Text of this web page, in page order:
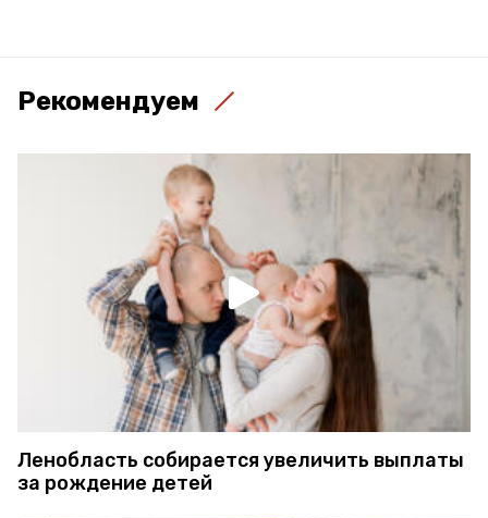
Рекомендуем
Ленобласть собирается увеличить выплаты
за рождение детей